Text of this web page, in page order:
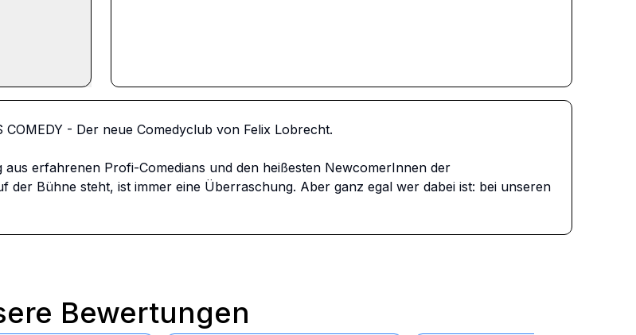
- Der neue Comedyclub von Felix Lobrecht.
erfahrenen Profi-Comedians und den heißesten NewcomerInnen der
der Bühne steht, ist immer eine Überraschung. Aber ganz egal wer dabei ist: bei unseren
Bewertungen